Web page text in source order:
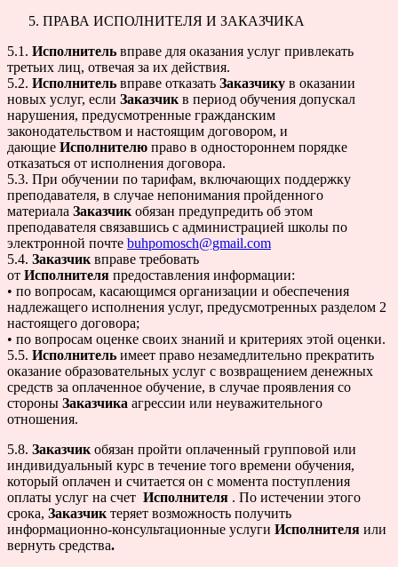
ПРАВА ИСПОЛНИТЕЛЯ И ЗАКАЗЧИКА
5.1. Исполнитель вправе для оказания услуг привлекать
третьих лиц, отвечая за их действия.
5.2. Исполнитель вправе отказать Заказчику в оказании
новых услуг, если Заказчик в период обучения допускал
нарушения, предусмотренные гражданским
законодательством и настоящим договором, и
дающие Исполнителю право в одностороннем порядке
отказаться от исполнения договора.
5.3. При обучении по тарифам, включающих поддержку
преподавателя, в случае непонимания пройденного
материала Заказчик обязан предупредить об этом
преподавателя связавшись с администрацией школы по
электронной почте buhpomosch@gmail.com
5.4. Заказчик вправе требовать
от Исполнителя предоставления информации:
• по вопросам, касающимся организации и обеспечения
надлежащего исполнения услуг, предусмотренных разделом 2
настоящего договора;
• по вопросам оценке своих знаний и критериях этой оценки.
5.5. Исполнитель имеет право незамедлительно прекратить
оказание образовательных услуг с возвращением денежных
средств за оплаченное обучение, в случае проявления со
стороны Заказчика агрессии или неуважительного
отношения.
5.8. Заказчик обязан пройти оплаченный групповой или
индивидуальный курс в течение того времени обучения,
который оплачен и считается он с момента поступления
оплаты услуг на счет Исполнителя . По истечении этого
срока, Заказчик теряет возможность получить
информационно-консультационные услуги Исполнителя или
вернуть средства.